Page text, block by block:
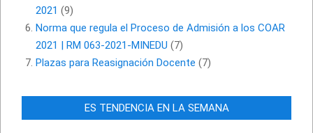
2021 (9)
Norma que regula el Proceso de Admisión a los COAR
2021 | RM 063-2021-MINEDU (7)
Plazas para Reasignación Docente (7)
ES TENDENCIA EN LA SEMANA